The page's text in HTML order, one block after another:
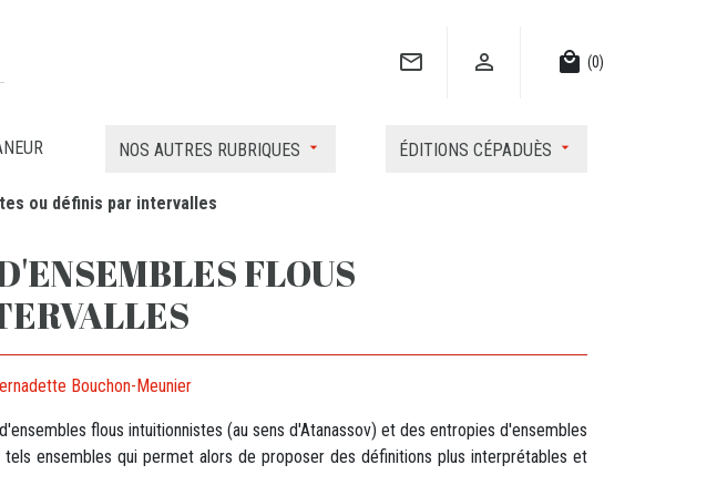
  local_mall (0)
NOS AUTRES RUBRIQUES ÉDITIONS CÉPADUÈS
ou définis par intervalles
FLOUS
Bouchon-Meunier
flous intuitionnistes (au sens d'Atanassov) et des entropies d'ensembles
ensembles qui permet alors de proposer des définitions plus interprétables et